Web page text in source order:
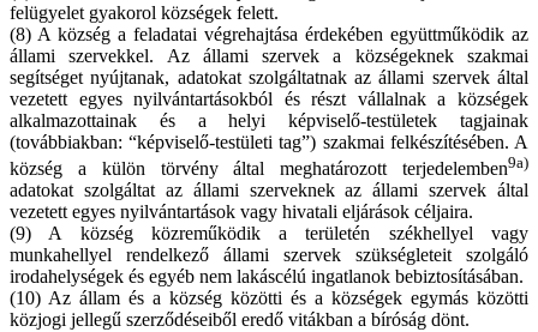
felügyelet gyakorol községek felett.
(8) A község a feladatai végrehajtása érdekében együttműködik az
állami szervekkel. Az állami szervek a községeknek szakmai
segítséget nyújtanak, adatokat szolgáltatnak az állami szervek által
vezetett egyes nyilvántartásokból és részt vállalnak a községek
alkalmazottainak és a helyi képviselő-testületek tagjainak
(továbbiakban: “képviselő-testületi tag”) szakmai felkészítésében. A
község a külön törvény által meghatározott terjedelemben9a)
adatokat szolgáltat az állami szerveknek az állami szervek által
vezetett egyes nyilvántartások vagy hivatali eljárások céljaira.
(9) A község közreműködik a területén székhellyel vagy
munkahellyel rendelkező állami szervek szükségleteit szolgáló
irodahelységek és egyéb nem lakáscélú ingatlanok bebiztosításában.
(10) Az állam és a község közötti és a községek egymás közötti
közjogi jellegű szerződéseiből eredő vitákban a bíróság dönt.